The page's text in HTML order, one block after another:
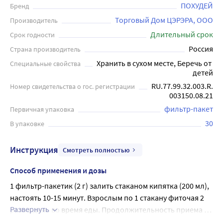
Бренд ПОХУДЕЙ
Производитель Торговый Дом ЦЭРЭРА, ООО
Срок годности Длительный срок
Страна производитель Россия
Специальные свойства
Хранить в сухом месте, Беречь от
детей
Номер свидетельства о гос. регистрации
RU.77.99.32.003.R.
003150.08.21
Первичная упаковка фильтр-пакет
В упаковке 30
Инструкция Смотреть полностью
Способ применения и дозы
1 фильтр-пакетик (2 г) залить стаканом кипятка (200 мл),
настоять 10-15 минут. Взрослым по 1 стакану фиточая 2
раза в день во время еды. Продолжительность приема - 2
Развернуть